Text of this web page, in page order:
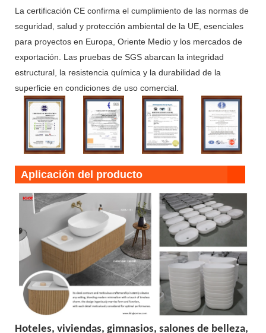
La certificación CE confirma el cumplimiento de las normas de
seguridad, salud y protección ambiental de la UE, esenciales
para proyectos en Europa, Oriente Medio y los mercados de
exportación. Las pruebas de SGS abarcan la integridad
estructural, la resistencia química y la durabilidad de la
superficie en condiciones de uso comercial.
Aplicación del producto
Hoteles, viviendas, gimnasios, salones de belleza,